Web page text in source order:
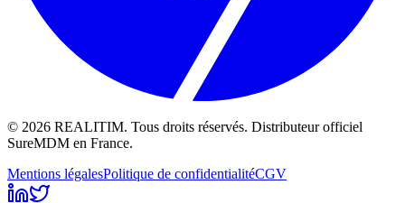
© 2026 REALITIM. Tous droits réservés. Distributeur officiel
SureMDM en France.
Mentions légalesPolitique de confidentialitéCGV